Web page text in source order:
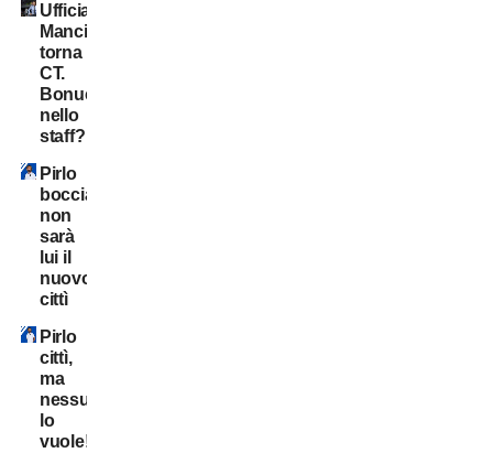
Ufficiale:
Mancini
torna
CT.
Bonucci
nello
staff?
Pirlo
bocciato:
non
sarà
lui il
nuovo
cittì
Pirlo
cittì,
ma
nessuno
lo
vuole!